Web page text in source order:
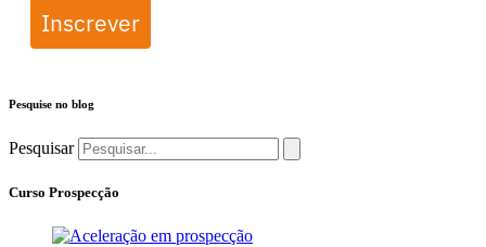
Inscrever
Pesquise no blog
Pesquisar
Curso Prospecção